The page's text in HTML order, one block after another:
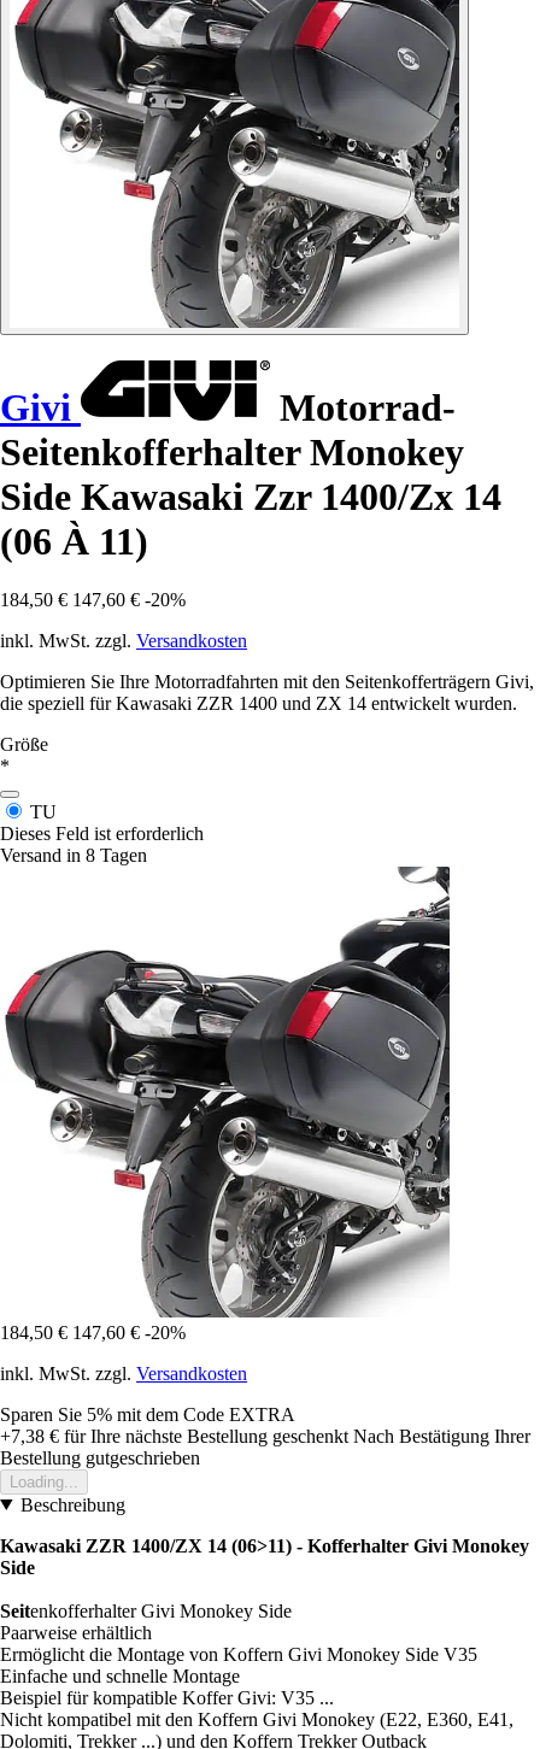
Givi
Motorrad-
Seitenkofferhalter Monokey
Side Kawasaki Zzr 1400/Zx 14
(06 À 11)
184,50 € 147,60 € -20%
inkl. MwSt. zzgl. Versandkosten
Optimieren Sie Ihre Motorradfahrten mit den Seitenkofferträgern Givi,
die speziell für Kawasaki ZZR 1400 und ZX 14 entwickelt wurden.
Größe
*
TU
Dieses Feld ist erforderlich
Versand in 8 Tagen
184,50 € 147,60 € -20%
inkl. MwSt. zzgl. Versandkosten
Sparen Sie 5% mit dem Code EXTRA
+7,38 € für Ihre nächste Bestellung geschenkt Nach Bestätigung Ihrer
Bestellung gutgeschrieben
Loading...
Beschreibung
Kawasaki ZZR 1400/ZX 14 (06>11) - Kofferhalter Givi Monokey
Side
Seitenkofferhalter Givi Monokey Side
Paarweise erhältlich
Ermöglicht die Montage von Koffern Givi Monokey Side V35
Einfache und schnelle Montage
Beispiel für kompatible Koffer Givi: V35 ...
Nicht kompatibel mit den Koffern Givi Monokey (E22, E360, E41,
Dolomiti, Trekker ...) und den Koffern Trekker Outback